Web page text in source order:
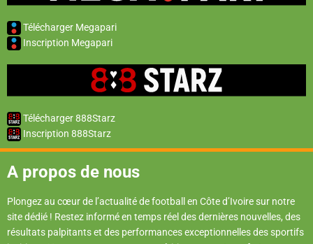
Télécharger Megapari
Inscription Megapari
Télécharger 888Starz
Inscription 888Starz
A propos de nous
Plongez au cœur de l’actualité de football en Côte d’Ivoire sur notre
site dédié ! Restez informé en temps réel des dernières nouvelles, des
résultats palpitants et des performances exceptionnelles des sportifs